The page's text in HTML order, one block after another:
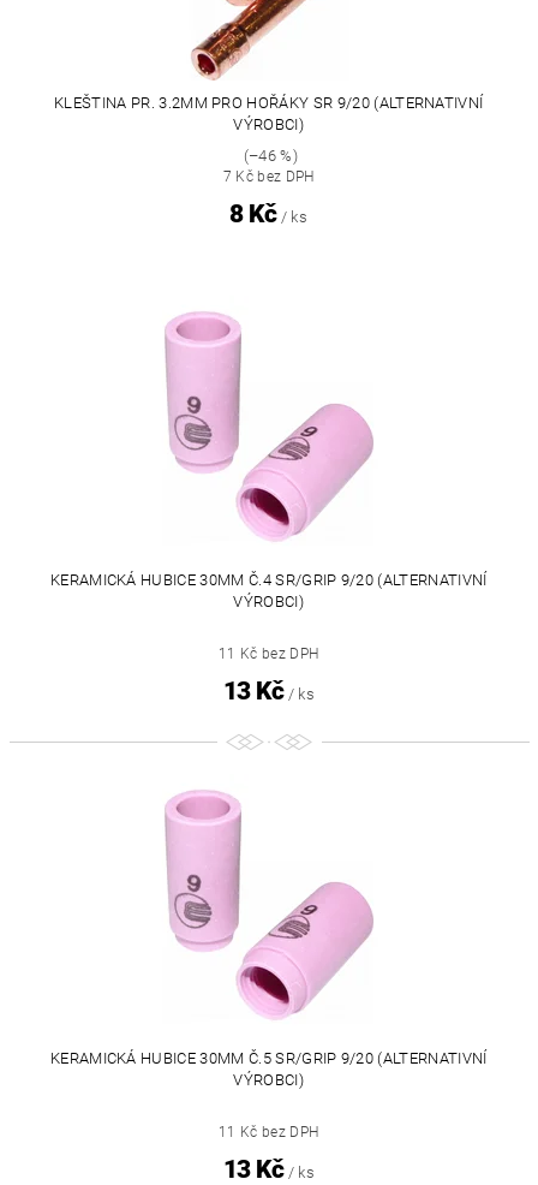
KLEŠTINA PR. 3.2MM PRO HOŘÁKY SR 9/20 (ALTERNATIVNÍ
VÝROBCI)
(–46 %)
7 Kč bez DPH
8 Kč / ks
KERAMICKÁ HUBICE 30MM Č.4 SR/GRIP 9/20 (ALTERNATIVNÍ
VÝROBCI)
11 Kč bez DPH
13 Kč / ks
KERAMICKÁ HUBICE 30MM Č.5 SR/GRIP 9/20 (ALTERNATIVNÍ
VÝROBCI)
11 Kč bez DPH
13 Kč / ks